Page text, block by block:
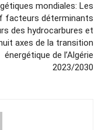
mondiales: Les
facteurs déterminants
des hydrocarbures et
axes de la transition
énergétique de l’Algérie
2023/2030